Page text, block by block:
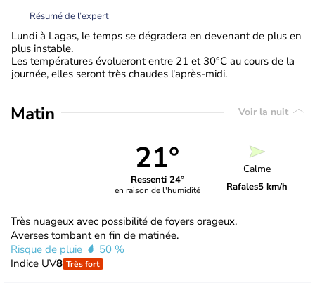
Résumé de l’expert
Lundi à Lagas, le temps se dégradera en devenant de plus en
plus instable.
Les températures évolueront entre 21 et 30°C au cours de la
journée, elles seront très chaudes l'après-midi.
Matin Voir la nuit
21°
Ressenti 24°
en raison de l'humidité
Calme
Rafales5 km/h
Très nuageux avec possibilité de foyers orageux.
Averses tombant en fin de matinée.
Risque de pluie
50 %
Indice UV8 Très fort